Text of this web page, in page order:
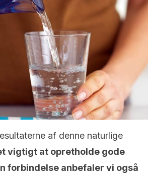
af denne naturlige
vigtigt at opretholde gode
forbindelse anbefaler vi også